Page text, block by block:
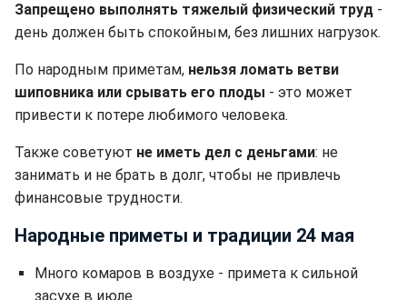
Запрещено выполнять тяжелый физический труд -
день должен быть спокойным, без лишних нагрузок.
По народным приметам, нельзя ломать ветви
шиповника или срывать его плоды - это может
привести к потере любимого человека.
Также советуют не иметь дел с деньгами: не
занимать и не брать в долг, чтобы не привлечь
финансовые трудности.
Народные приметы и традиции 24 мая
Много комаров в воздухе - примета к сильной
засухе в июле.